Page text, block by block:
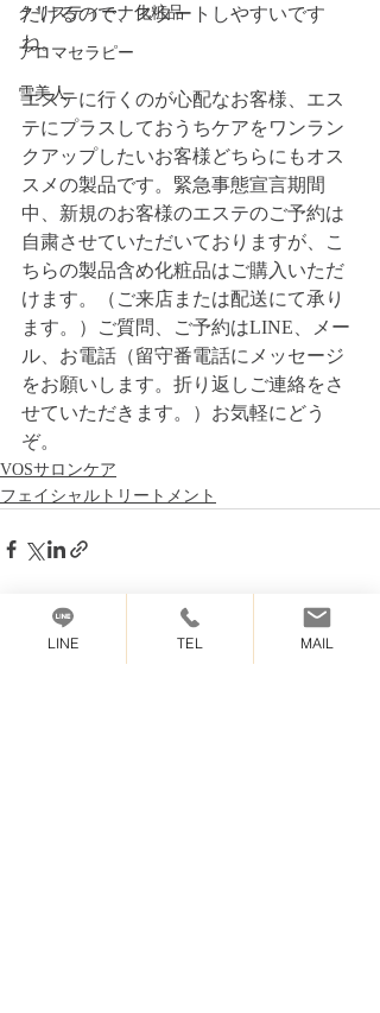
クリスティーナ化粧品
アロマセラピー
雪美人
だけるので、スタートしやすいです
ね。
エステに行くのが心配なお客様、エス
テにプラスしておうちケアをワンラン
クアップしたいお客様どちらにもオス
スメの製品です。緊急事態宣言期間
中、新規のお客様のエステのご予約は
自粛させていただいておりますが、こ
ちらの製品含め化粧品はご購入いただ
けます。（ご来店または配送にて承り
ます。）ご質問、ご予約はLINE、メー
ル、お電話（留守番電話にメッセージ
をお願いします。折り返しご連絡をさ
せていただきます。）お気軽にどう
ぞ。
VOSサロンケア
フェイシャルトリートメント
最新記事 すべて表示
LINE TEL MAIL